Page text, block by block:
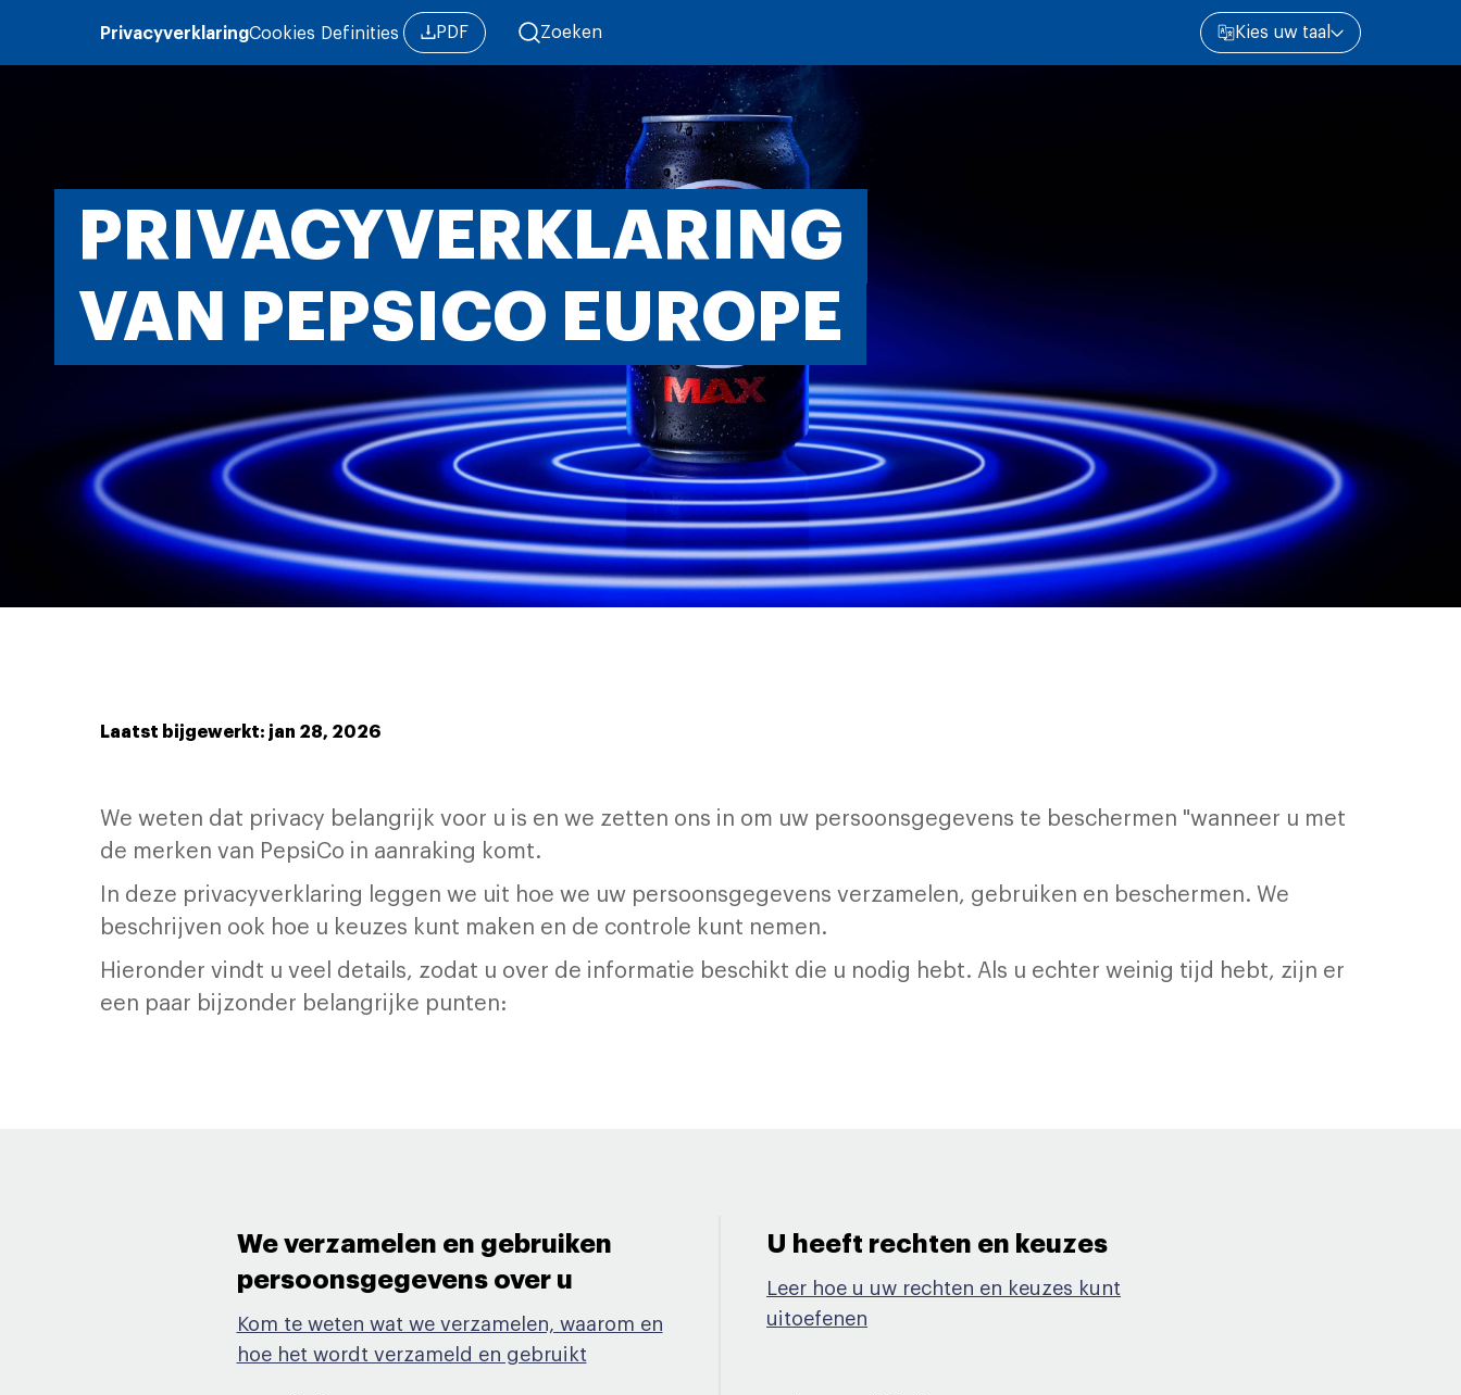
PrivacyverklaringCookies Definities PDF Zoeken Kies uw taal
PRIVACYVERKLARING
VAN PEPSICO EUROPE
Laatst bijgewerkt: jan 28, 2026
We weten dat privacy belangrijk voor u is en we zetten ons in om uw persoonsgegevens te beschermen "wanneer u met
de merken van PepsiCo in aanraking komt.
In deze privacyverklaring leggen we uit hoe we uw persoonsgegevens verzamelen, gebruiken en beschermen. We
beschrijven ook hoe u keuzes kunt maken en de controle kunt nemen.
Hieronder vindt u veel details, zodat u over de informatie beschikt die u nodig hebt. Als u echter weinig tijd hebt, zijn er
een paar bijzonder belangrijke punten:
We verzamelen en gebruiken
persoonsgegevens over u ​
Kom te weten wat we verzamelen, waarom en
hoe het wordt verzameld en gebruikt
U heeft rechten en keuzes​
Leer hoe u uw rechten en keuzes kunt
uitoefenen